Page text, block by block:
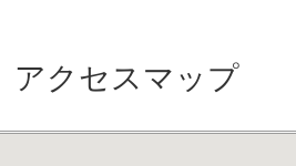
アクセスマップ